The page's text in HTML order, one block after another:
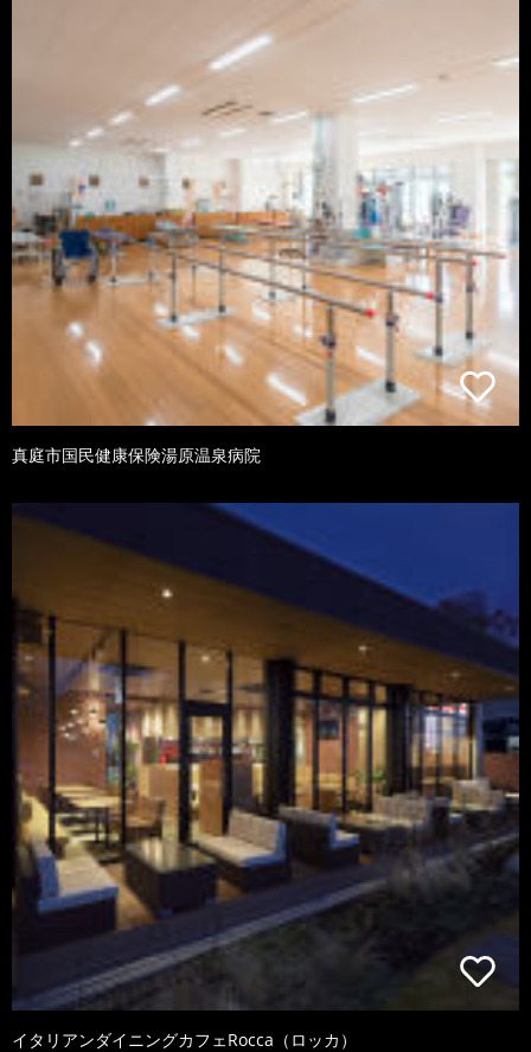
真庭市国民健康保険湯原温泉病院
イタリアンダイニングカフェRocca（ロッカ）